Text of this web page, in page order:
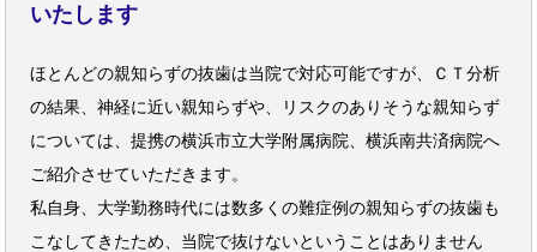
いたします
ほとんどの親知らずの抜歯は当院で対応可能ですが、ＣＴ分析
の結果、神経に近い親知らずや、リスクのありそうな親知らず
については、提携の横浜市立大学附属病院、横浜南共済病院へ
ご紹介させていただきます。
私自身、大学勤務時代には数多くの難症例の親知らずの抜歯も
こなしてきたため、当院で抜けないということはありません